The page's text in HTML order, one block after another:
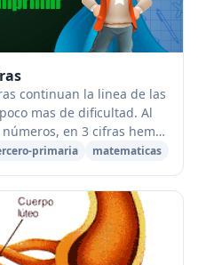
continuan la linea de las
mas de dificultad. Al
en 3 cifras hemos
...
primaria matematicas